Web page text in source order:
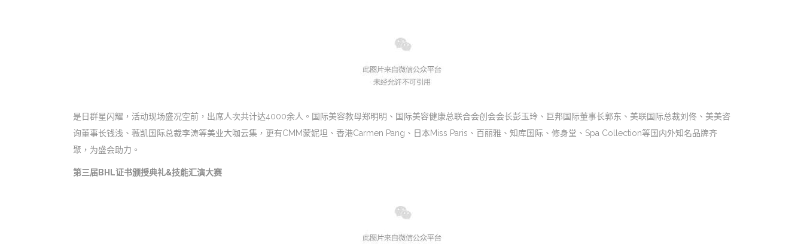
是日群星闪耀，活动现场盛况空前，出席人次共计达4000余人。国际美容教母郑明明、国际美容健康总联合会创会会长彭玉玲、巨邦国际董事长郭东、美联国际总裁刘佟、美美咨
询董事长钱浅、薇凯国际总裁李涛等美业大咖云集，更有CMM蒙妮坦、香港Carmen Pang、日本Miss Paris、百丽雅、知库国际、修身堂、Spa Collection等国内外知名品牌齐
聚，为盛会助力。
第三届BHL证书颁授典礼&技能汇演大赛